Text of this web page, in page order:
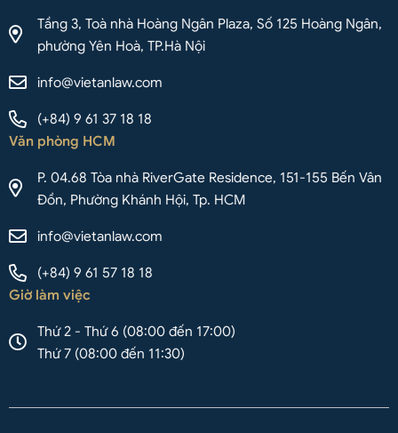
Tầng 3, Toà nhà Hoàng Ngân Plaza, Số 125 Hoàng Ngân,
phường Yên Hoà, TP.Hà Nội
info@vietanlaw.com
(+84) 9 61 37 18 18
Văn phòng HCM
P. 04.68 Tòa nhà RiverGate Residence, 151-155 Bến Vân
Đồn, Phường Khánh Hội, Tp. HCM
info@vietanlaw.com
(+84) 9 61 57 18 18
Giờ làm việc
Thứ 2 - Thứ 6 (08:00 đến 17:00)
Thứ 7 (08:00 đến 11:30)